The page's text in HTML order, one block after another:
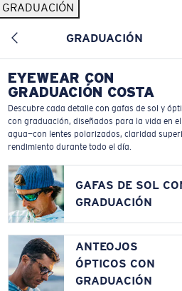
GRADUACIÓN
GRADUACIÓN
EYEWEAR CON
GRADUACIÓN COSTA
Descubre cada detalle con gafas de sol y
con graduación, diseñados para la vida en el
agua—con lentes polarizados, claridad
rendimiento durante todo el día.
GAFAS DE SOL
GRADUACIÓN
ANTEOJOS
ÓPTICOS CON
GRADUACIÓN